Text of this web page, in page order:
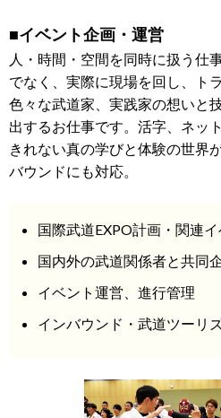
■イベント企画・運営
人・時間・空間を同時に扱う仕
でなく、実際に現場を回し、ト
色々な武道家、実践家の想いと
出するお仕事です。活字、ネッ
きれない真の学びと体験の世界
バウンドにも対応。
国際武道EXPO計画・関連
国内外の武道関係者と共同
イベント運営、進行管理
インバウンド・武道ツーリ